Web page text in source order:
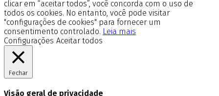
clicar em “aceitar todos”, você concorda com o uso de
todos os cookies. No entanto, você pode visitar
"configurações de cookies" para fornecer um
consentimento controlado. Leia mais
Configurações Aceitar todos
Fechar
Visão geral de privacidade